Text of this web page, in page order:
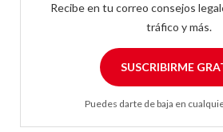
Recibe en tu correo consejos
tráfico y más.
SUSCRIBIRME
Puedes darte de baja en